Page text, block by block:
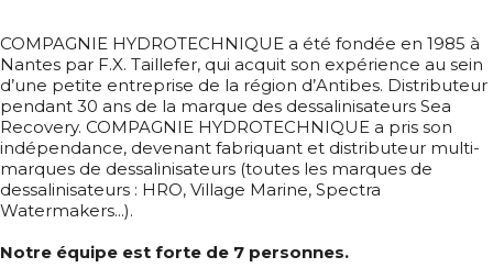
COMPAGNIE HYDROTECHNIQUE a été fondée en 1985 à
Nantes par F.X. Taillefer, qui acquit son expérience au sein
d’une petite entreprise de la région d’Antibes. Distributeur
pendant 30 ans de la marque des dessalinisateurs Sea
Recovery. COMPAGNIE HYDROTECHNIQUE a pris son
indépendance, devenant fabriquant et distributeur multi-
marques de dessalinisateurs (toutes les marques de
dessalinisateurs : HRO, Village Marine, Spectra
Watermakers...).
Notre équipe est forte de 7 personnes.